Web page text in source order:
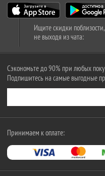
Ищите скидки поблизости,
не выходя из чата:
Сэкономьте до 90% при любых
Подпишитесь на самые выгодные
Принимаем к оплате: